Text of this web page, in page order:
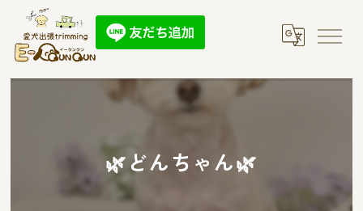
🌿‬どんちゃん🌿